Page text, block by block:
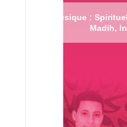
Musique :
Madih,